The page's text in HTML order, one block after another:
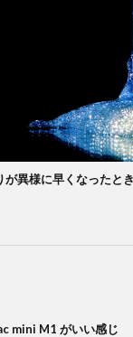
異様に早くなったと
mini M1 がいい感じ